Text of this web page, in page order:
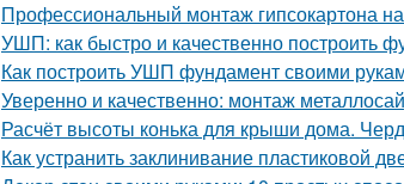
Профессиональный монтаж гипсокартона
УШП: как быстро и качественно построить
Как построить УШП фундамент своими
Уверенно и качественно: монтаж
Расчёт высоты конька для крыши дома.
Как устранить заклинивание пластиковой